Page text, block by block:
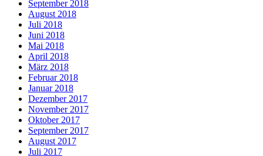
September 2018
August 2018
Juli 2018
Juni 2018
Mai 2018
April 2018
März 2018
Februar 2018
Januar 2018
Dezember 2017
November 2017
Oktober 2017
September 2017
August 2017
Juli 2017